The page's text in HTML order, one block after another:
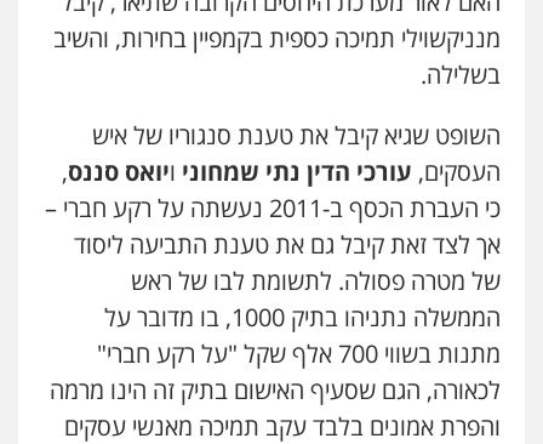
רעות כהן – משרד עורכי דין
0506277425
עו"ד שאדי דבאח
פלילי
0505643689
עו"ד נעם שביט
פלילי פשיעה חמורה מיסים הלבנת הון
פסיכיאטריה משפטית
0506216048
מנניקשוילי תמיכה כספית בקמפיין בחירות, והשיב
בשלילה.
השופט שגיא קיבל את טענת סנגוריו של איש
העסקים, עורכי הדין נתי שמחוני ויואס סננס,
כי העברת הכסף ב-2011 נעשתה על רקע חברי –
אך לצד זאת קיבל גם את טענת התביעה ליסוד
של מטרה פסולה. לתשומת לבו של ראש
הממשלה נתניהו בתיק 1000, בו מדובר על
מתנות בשווי 700 אלף שקל "על רקע חברי"
לכאורה, הגם שסעיף האישום בתיק זה הינו מרמה
והפרת אמונים בלבד עקב תמיכה מאנשי עסקים